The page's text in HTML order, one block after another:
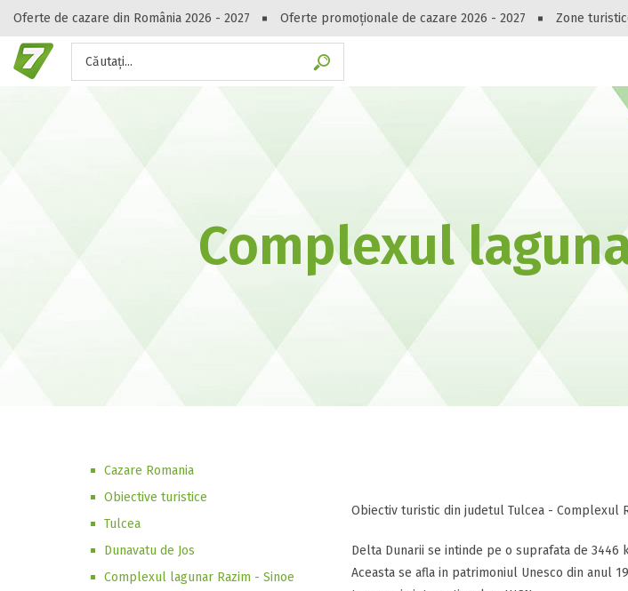
Oferte de cazare din România 2026 - 2027 Oferte promoționale de cazare 2026 - 2027 Zone
Căutați...
Peste 10545
Gasești hoteluri, pensiuni, vile,
cel mai bun
Complexul
Cazare Romania
Obiective turistice
Tulcea
Dunavatu de Jos
Complexul lagunar Razim - Sinoe
Obiectiv turistic din judetul Tulcea - Complexul
Delta Dunarii se intinde pe o suprafata de
Aceasta se afla in patrimoniul Unesco din anul